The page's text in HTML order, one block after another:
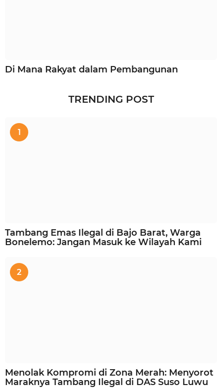
Di Mana Rakyat dalam Pembangunan
TRENDING POST
1
Tambang Emas Ilegal di Bajo Barat, Warga
Bonelemo: Jangan Masuk ke Wilayah Kami
2
Menolak Kompromi di Zona Merah: Menyorot
Maraknya Tambang Ilegal di DAS Suso Luwu